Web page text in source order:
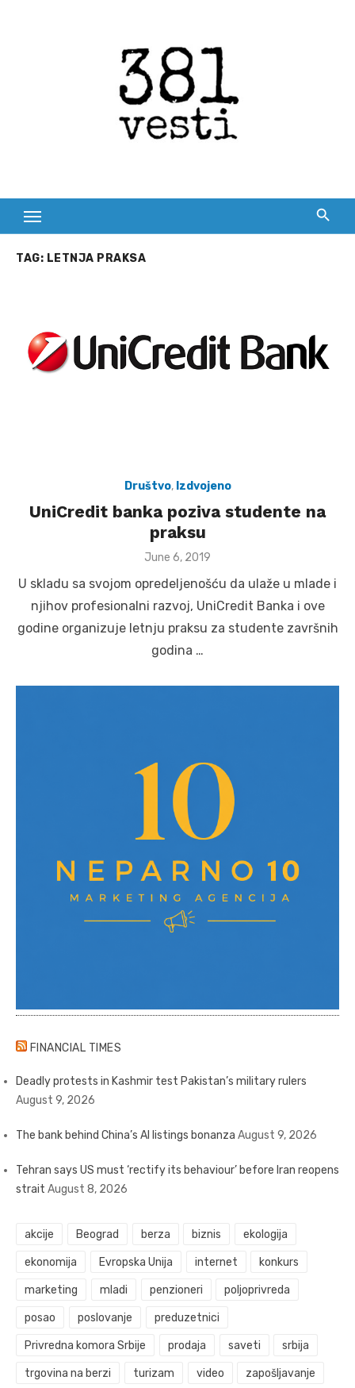
TAG: LETNJA PRAKSA
Društvo, Izdvojeno
UniCredit banka poziva studente na
praksu
Posted
June 6, 2019
U skladu sa svojom opredeljenošću da ulaže u mlade i
njihov profesionalni razvoj, UniCredit Banka i ove
godine organizuje letnju praksu za studente završnih
godina …
FINANCIAL TIMES
Deadly protests in Kashmir test Pakistan’s military rulers
August 9, 2026
The bank behind China’s AI listings bonanza August 9, 2026
Tehran says US must ‘rectify its behaviour’ before Iran reopens
strait August 8, 2026
akcije Beograd berza biznis ekologija
ekonomija Evropska Unija internet konkurs
marketing mladi penzioneri poljoprivreda
posao poslovanje preduzetnici
Privredna komora Srbije prodaja saveti srbija
trgovina na berzi turizam video zapošljavanje